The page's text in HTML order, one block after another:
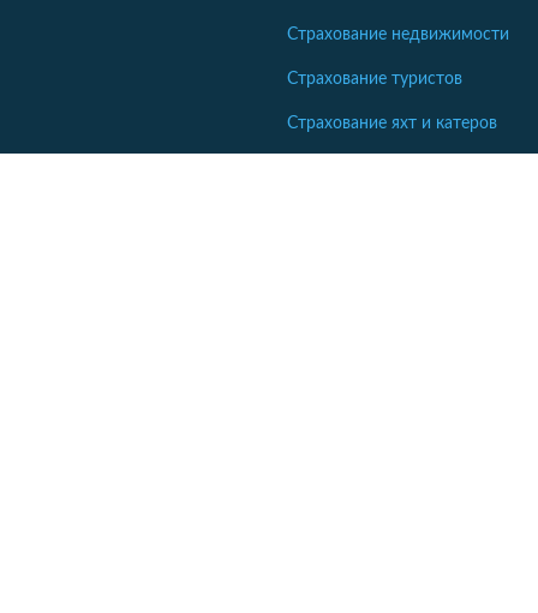
Страхование недвижимости
Страхование туристов
Страхование яхт и катеров